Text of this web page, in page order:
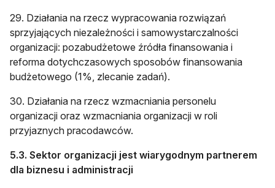
29. Działania na rzecz wypracowania rozwiązań
sprzyjających niezależności i samowystarczalności
organizacji: pozabudżetowe źródła finansowania i
reforma dotychczasowych sposobów finansowania
budżetowego (1%, zlecanie zadań).
30. Działania na rzecz wzmacniania personelu
organizacji oraz wzmacniania organizacji w roli
przyjaznych pracodawców.
5.3. Sektor organizacji jest wiarygodnym partnerem
dla biznesu i administracji